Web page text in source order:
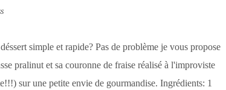
simple et rapide? Pas de problème je vous propose
pralinut et sa couronne de fraise réalisé à l'improviste
sur une petite envie de gourmandise. Ingrédients: 1